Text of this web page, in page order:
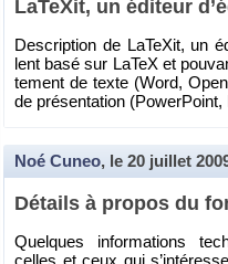
La­TeXit, un édi­teur
Des­crip­tion de La­TeXit, un
lent basé sur LaTeX et
te­ment de texte (Word,
de pré­sen­ta­tion
Noé Cuneo, le 20 juillet
Dé­tails à pro­pos du
Quelques in­for­ma­tions
celles et ceux qui